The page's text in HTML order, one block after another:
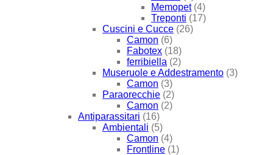
Memopet (4)
Treponti (17)
Cuscini e Cucce (26)
Camon (6)
Fabotex (18)
ferribiella (2)
Museruole e Addestramento (3)
Camon (3)
Paraorecchie (2)
Camon (2)
Antiparassitari (16)
Ambientali (5)
Camon (4)
Frontline (1)